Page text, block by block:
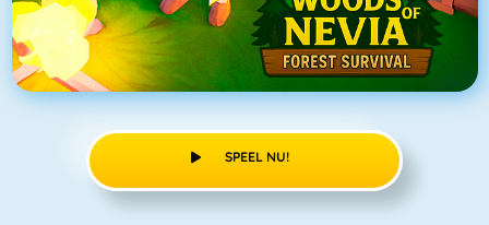
SPEEL NU!